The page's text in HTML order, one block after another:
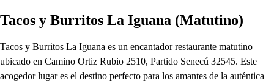
Tacos y Burritos La Iguana (Matutino)
Tacos y Burritos La Iguana es un encantador restaurante matutino
ubicado en Camino Ortiz Rubio 2510, Partido Senecú 32545. Este
acogedor lugar es el destino perfecto para los amantes de la auténtica